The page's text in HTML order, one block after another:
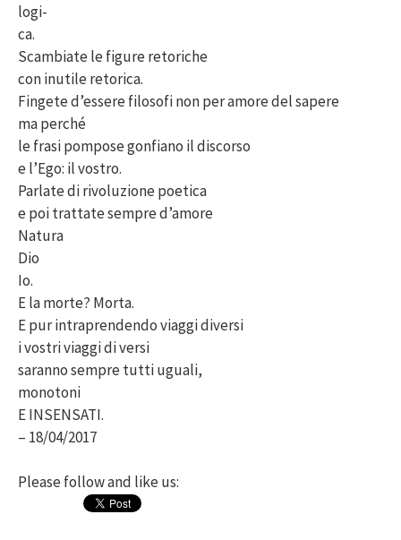
logi-
ca.
Scambiate le figure retoriche
con inutile retorica.
Fingete d’essere filosofi non per amore del sapere
ma perché
le frasi pompose gonfiano il discorso
e l’Ego: il vostro.
Parlate di rivoluzione poetica
e poi trattate sempre d’amore
Natura
Dio
Io.
E la morte? Morta.
E pur intraprendendo viaggi diversi
i vostri viaggi di versi
saranno sempre tutti uguali,
monotoni
E INSENSATI.
– 18/04/2017
Please follow and like us: